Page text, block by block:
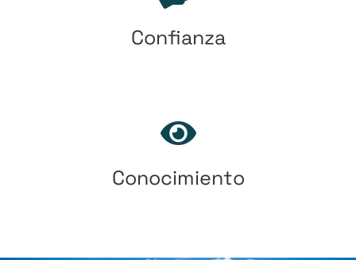
Confianza
Conocimiento